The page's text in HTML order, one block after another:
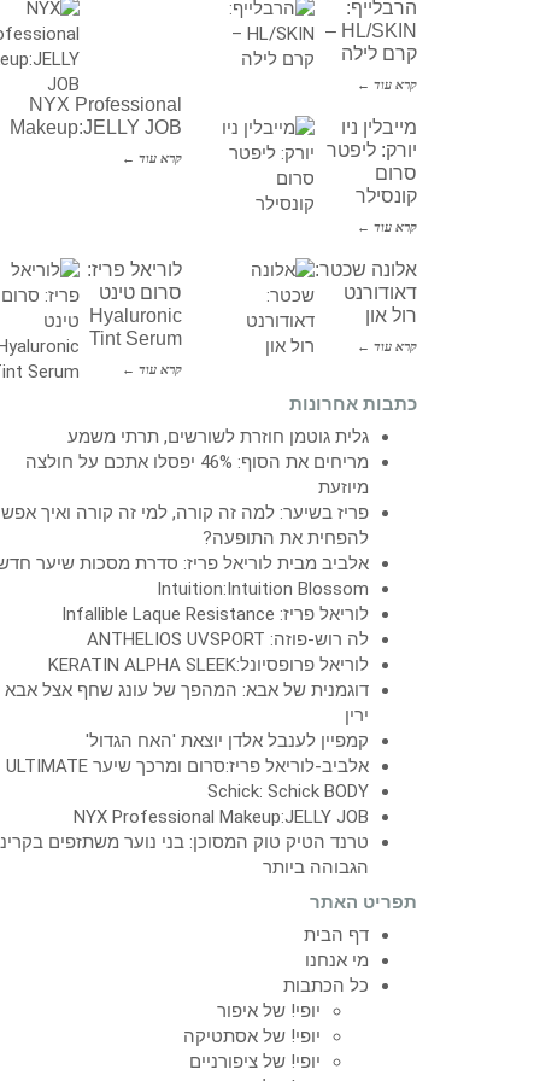
NYX Professional
Makeup:JELLY JOB
קרא עוד ←
הרבלייף:
HL/SKIN –
קרם לילה
קרא עוד ←
מייבלין ניו
יורק: ליפטר
סרום
קונסילר
קרא עוד ←
לוריאל פריז:
סרום טינט
Hyaluronic
Tint Serum
קרא עוד ←
אלונה שכטר:
דאודורנט
רול און
קרא עוד ←
כתבות אחרונות
גלית גוטמן חוזרת לשורשים, תרתי משמע
מריחים את הסוף: 46% יפסלו אתכם על חולצה
מיוזעת
פריז בשיער: למה זה קורה, למי זה קורה ואיך
להפחית את התופעה?
אלביב מבית לוריאל פריז: סדרת מסכות שיער
Intuition:Intuition Blossom
לוריאל פריז: Infallible Laque Resistance
לה רוש-פוזה: ANTHELIOS UVSPORT
לוריאל פרופסיונל:KERATIN ALPHA SLEEK
דוגמנית של אבא: המהפך של עונג שחף אצל אבא
ירין
קמפיין לענבל אלדן יוצאת 'האח הגדול'
אלביב-לוריאל פריז:סרום ומרכך שיער ULTIMATE
Schick: Schick BODY
NYX Professional Makeup:JELLY JOB
טרנד הטיק טוק המסוכן: בני נוער משתזפים
הגבוהה ביותר
תפריט האתר
דף הבית
מי אנחנו
כל הכתבות
יופי! של איפור
יופי! של אסתטיקה
יופי! של ציפורניים